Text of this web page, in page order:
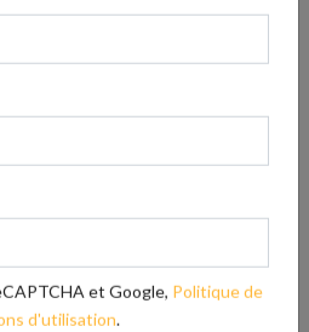
et Google, Politique de
d'utilisation.
lus
super pouvoir de votre
un enseignement à
le business